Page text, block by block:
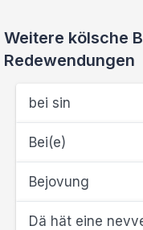
Weitere kölsche
Redewendungen
bei sin
Bei(e)
Bejovung
Dä hät eine